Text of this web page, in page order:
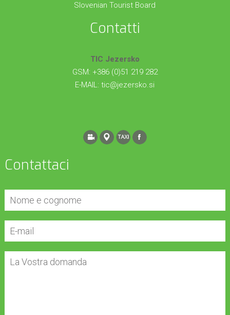
Slovenian Tourist Board
Contatti
TIC Jezersko
GSM: +386 (0)51 219 282
E-MAIL:tic@jezersko.si
Contattaci